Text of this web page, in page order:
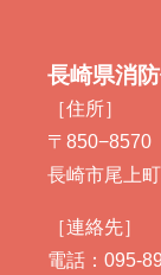
長崎県消
［住所］
〒850−8570
長崎市尾上
［連絡先］
電話：095-